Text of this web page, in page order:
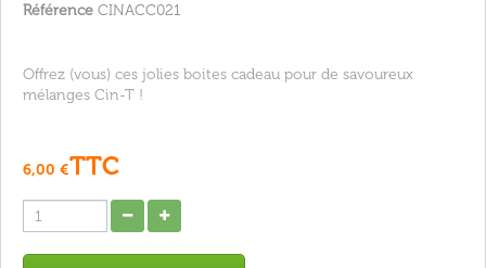
Référence CINACC021
Offrez (vous) ces jolies boites cadeau pour de savoureux
mélanges Cin-T !
6,00 €TTC